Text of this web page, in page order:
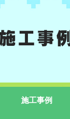
施工事例
施工事例